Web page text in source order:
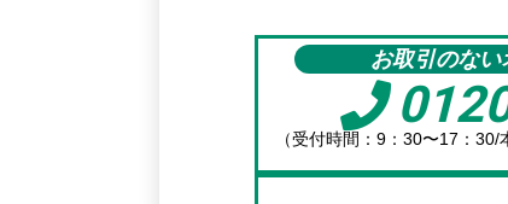
お取引のな
（受付時間：9：30〜17：